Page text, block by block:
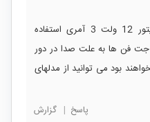
بلی می توانید از یک آداپتور 12 ولت 3 آمری استفاده
جت فن ها به علت صدا در دور
بود می توانید از مدلهای
پاسخ | گزارش